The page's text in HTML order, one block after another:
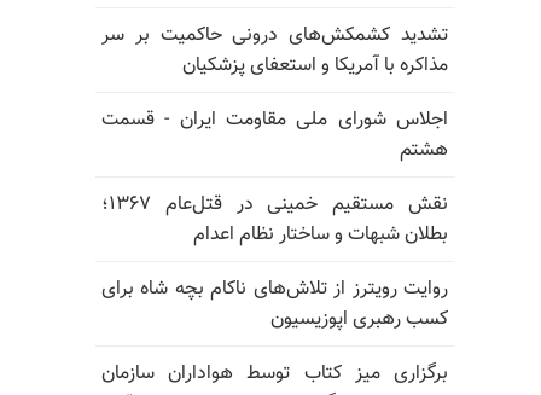
تشدید کشمکش‌های درونی حاکمیت بر سر
مذاکره با آمریکا و استعفای پزشکیان
اجلاس شورای ملی مقاومت ایران - قسمت
هشتم
نقش مستقیم خمینی در قتل‌عام ۱۳۶۷؛
بطلان شبهات و ساختار نظام اعدام
روایت رویترز از تلاش‌های ناکام بچه شاه برای
کسب رهبری اپوزیسیون
برگزاری میز کتاب توسط هواداران سازمان